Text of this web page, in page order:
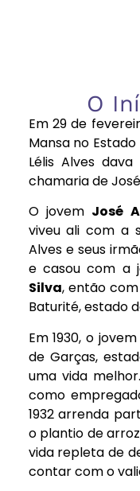
O
Em 29 de
Mansa no
Lélis Alves
chamaria de
O jovem José
viveu ali com a
Alves e seus
e casou com a
Silva, então
Baturité, estado
Em 1930, o
de Garças,
uma vida
como
1932 arrenda
o plantio de
vida repleta de
contar com o